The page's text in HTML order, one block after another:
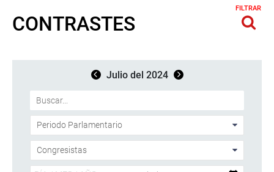
CONTRASTES
FILTRAR
Julio del 2024